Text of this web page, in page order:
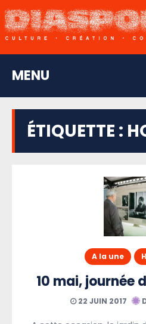
MENU
ÉTIQUETTE :
A la une
10 mai, journée
22 JUIN 2017